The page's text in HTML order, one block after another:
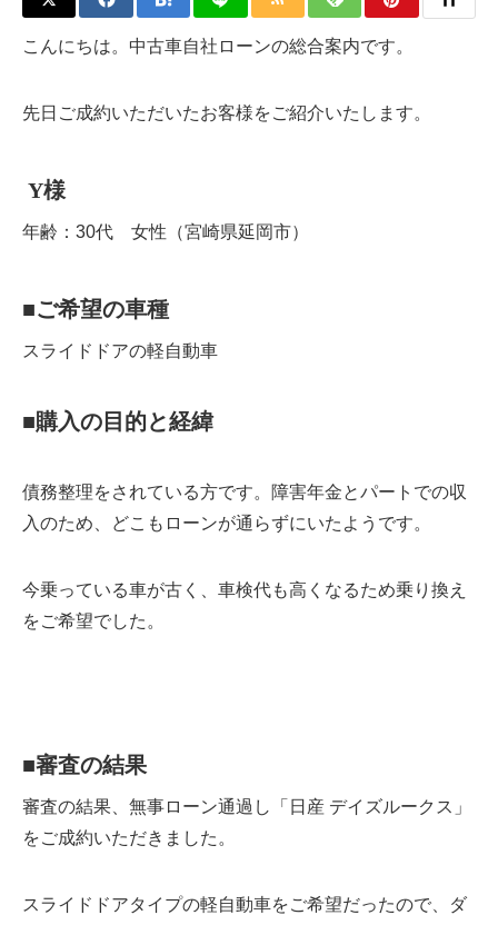
こんにちは。中古車自社ローンの総合案内です。
先日ご成約いただいたお客様をご紹介いたします。
Y様
年齢：30代 女性（宮崎県延岡市）
■ご希望の車種
スライドドアの軽自動車
■購入の目的と経緯
債務整理をされている方です。障害年金とパートでの収
入のため、どこもローンが通らずにいたようです。
今乗っている車が古く、車検代も高くなるため乗り換え
をご希望でした。
■審査の結果
審査の結果、無事ローン通過し「日産 デイズルークス」
をご成約いただきました。
スライドドアタイプの軽自動車をご希望だったので、ダ